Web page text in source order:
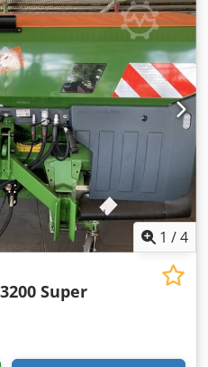
abatible,
de inclinación para sistema
Cjdpfst A Tzwox Abgerf
1 /4
Super